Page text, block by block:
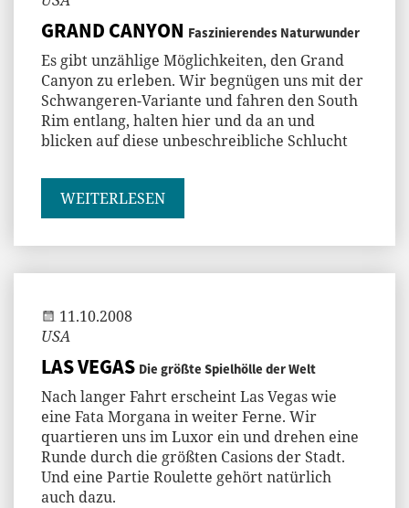
GRAND CANYON Faszinierendes Naturwunder
Es gibt unzählige Möglichkeiten, den Grand
Canyon zu erleben. Wir begnügen uns mit der
Schwangeren-Variante und fahren den South
Rim entlang, halten hier und da an und
blicken auf diese unbeschreibliche Schlucht
WEITERLESEN
11.10.2008
USA
LAS VEGAS Die größte Spielhölle der Welt
Nach langer Fahrt erscheint Las Vegas wie
eine Fata Morgana in weiter Ferne. Wir
quartieren uns im Luxor ein und drehen eine
Runde durch die größten Casions der Stadt.
Und eine Partie Roulette gehört natürlich
auch dazu.